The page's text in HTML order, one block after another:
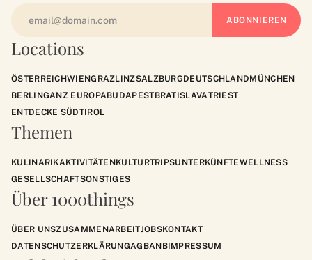
Locations
ÖSTERREICHWIENGRAZLINZSALZBURGDEUTSCHLANDMÜNCHEN
BERLINGANZ EUROPABUDAPESTBRATISLAVATRIEST
ENTDECKE SÜDTIROL
Themen
KULINARIKAKTIVITÄTENKULTURTRIPSUNTERKÜNFTEWELLNESS
GESELLSCHAFTSONSTIGES
Über 1000things
ÜBER UNSZUSAMMENARBEITJOBSKONTAKT
DATENSCHUTZERKLÄRUNGAGBANBIMPRESSUM